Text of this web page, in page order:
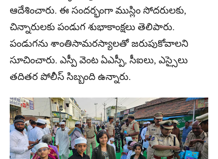
ఆదేశించారు. ఈ సందర్భంగా ముస్లిం సోదరులకు,
చిన్నారులకు పండుగ శుభాకాంక్షలు తెలిపారు.
పండుగను శాంతిసామరస్యాలతో జరుపుకోవాలని
సూచించారు. ఎస్పీ వెంట ఏఎస్పీ, సీఐలు, ఎస్సైలు
తదితర పోలీస్ సిబ్బంది ఉన్నారు.